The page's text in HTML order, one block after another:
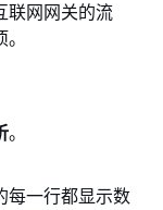
联网网关的流
。
每一行都显示数